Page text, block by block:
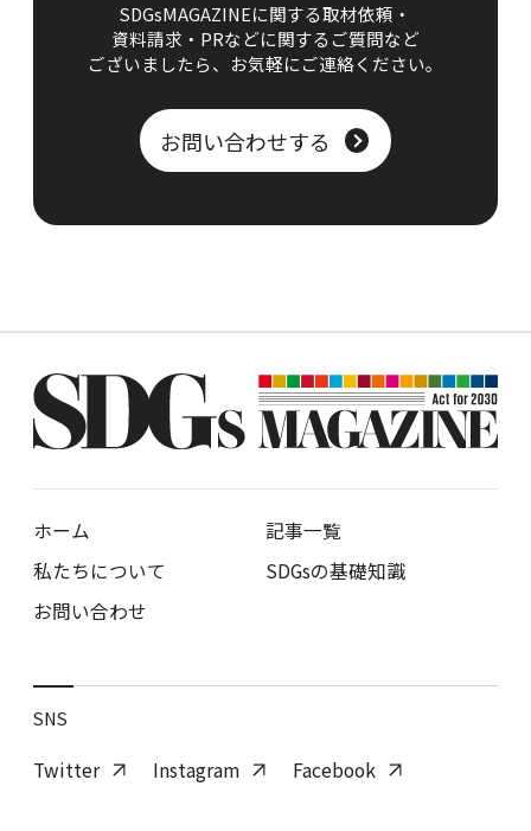
SDGsMAGAZINEに関する取材依頼・
資料請求・PRなどに関するご質問など
ございましたら、 お気軽にご連絡ください。
お問い合わせする
ホーム
記事一覧
私たちについて
SDGsの基礎知識
お問い合わせ
SNS
Twitter Instagram Facebook